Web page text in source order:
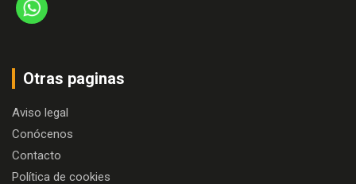
Otras paginas
Aviso legal
Conócenos
Contacto
Política de cookies